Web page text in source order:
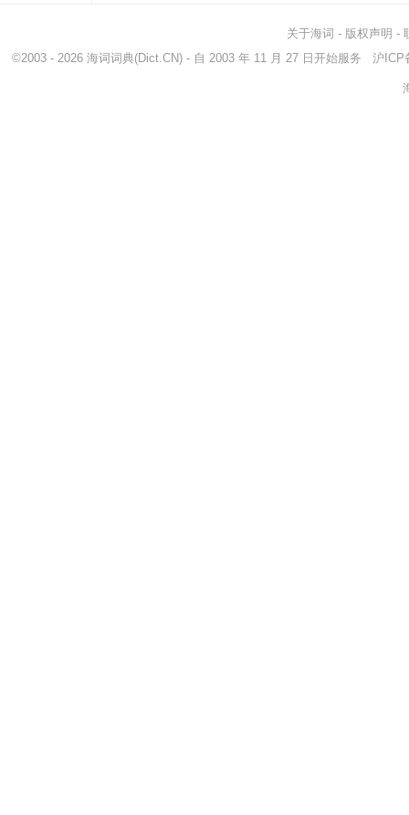
关于海词 - 版权声明 -
©2003 - 2026 海词词典(Dict.CN) - 自 2003 年 11 月 27 日开始服务 沪ICP